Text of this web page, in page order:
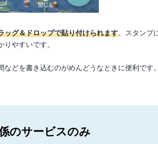
ッグ＆ドロップで貼り付けられます。スタンプ
やすいです。
どを書き込むのがめんどうなときに便利です。
のサービスのみ